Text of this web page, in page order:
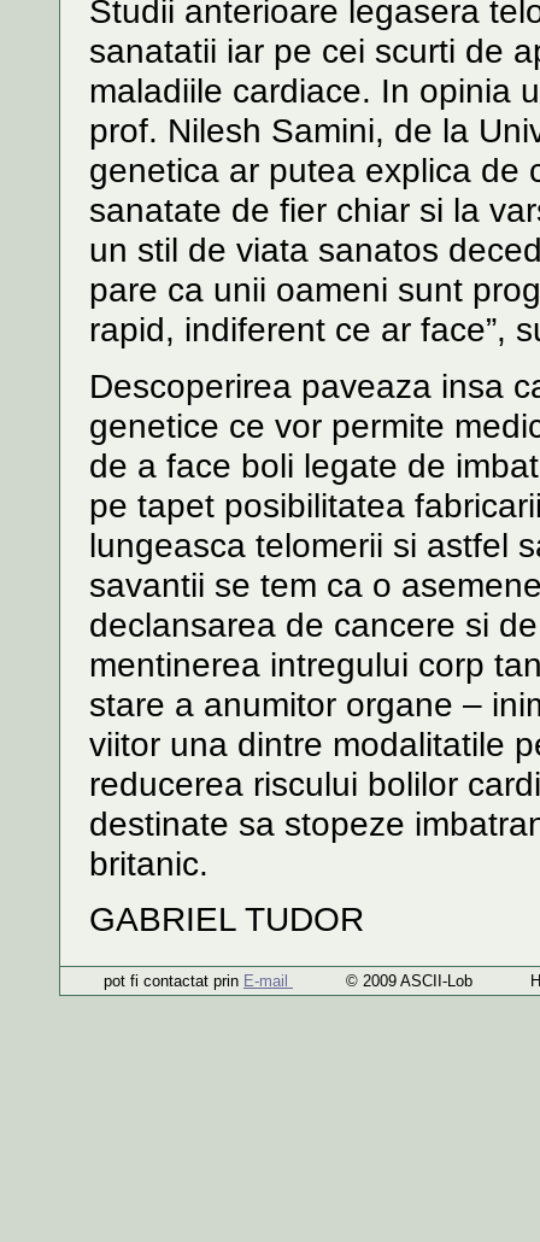
Studii anterioare legasera
sanatatii iar pe cei scurti de
maladiile cardiace. In opinia
prof. Nilesh Samini, de la
genetica ar putea explica de
sanatate de fier chiar si la
un stil de viata sanatos
pare ca unii oameni sunt
rapid, indiferent ce ar face”,
Descoperirea paveaza insa
genetice ce vor permite
de a face boli legate de
pe tapet posibilitatea
lungeasca telomerii si astfel
savantii se tem ca o
declansarea de cancere si
mentinerea intregului corp
stare a anumitor organe –
viitor una dintre modalitatile
reducerea riscului bolilor
destinate sa stopeze
britanic.
GABRIEL TUDOR
pot fi contactat prin E-mail © 2009 ASCII-Lob